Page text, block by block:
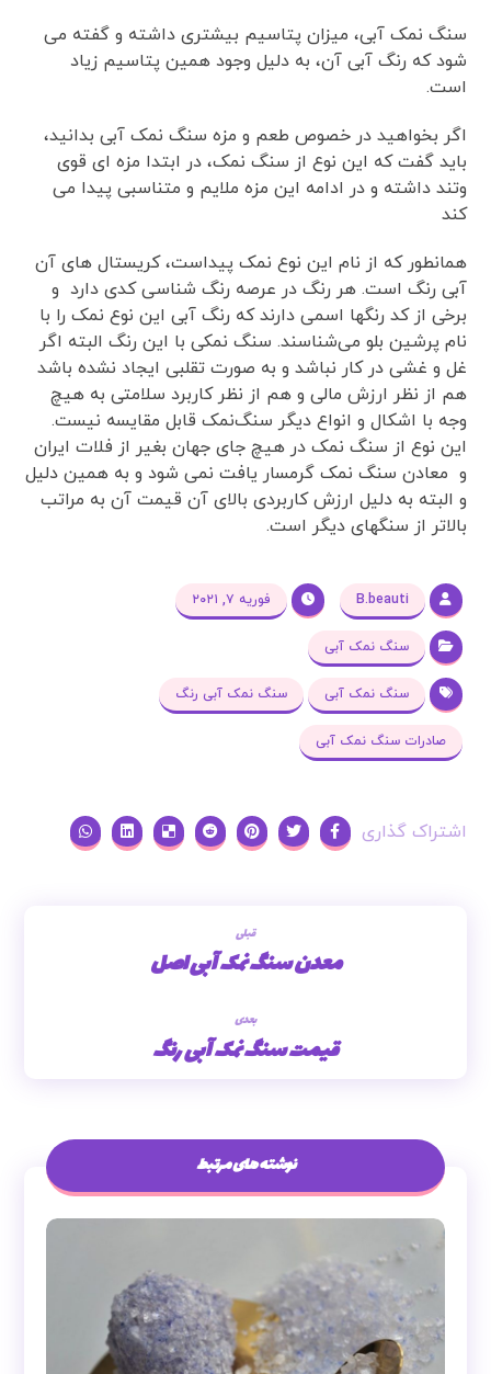
سنگ نمک آبی، میزان پتاسیم بیشتری داشته و گفته می
شود که رنگ آبی آن، به دلیل وجود همین پتاسیم زیاد
است.
اگر بخواهید در خصوص طعم و مزه سنگ نمک آبی بدانید،
باید گفت که این نوع از سنگ نمک، در ابتدا مزه ای قوی
وتند داشته و در ادامه این مزه ملایم و متناسبی پیدا می
کند
همانطور که از نام این نوع نمک پیداست، کریستال های آن
آبی رنگ است. هر رنگ در عرصه رنگ شناسی کدی دارد و
برخی از کد رنگها اسمی دارند که رنگ آبی این نوع نمک را با
نام پرشین بلو می‌شناسند. سنگ نمکی با این رنگ البته اگر
غل و غشی در کار نباشد و به صورت تقلبی ایجاد نشده باشد
هم از نظر ارزش مالی و هم از نظر کاربرد سلامتی به هیچ
وجه با اشکال و انواع دیگر سنگ‌نمک قابل مقایسه نیست.
این نوع از سنگ نمک در هیچ جای جهان بغیر از فلات ایران
و معادن سنگ نمک گرمسار یافت نمی شود و به همین دلیل
و البته به دلیل ارزش کاربردی بالای آن قیمت آن به مراتب
بالاتر از سنگهای دیگر است.
B.beauti فوریه ۷, ۲۰۲۱
سنگ نمک آبی
سنگ نمک آبی سنگ نمک آبی رنگ
صادرات سنگ نمک آبی
قبلی
معدن سنگ نمک آبی اصل
بعدی
قیمت سنگ نمک آبی رنگ
نوشته های مرتبط